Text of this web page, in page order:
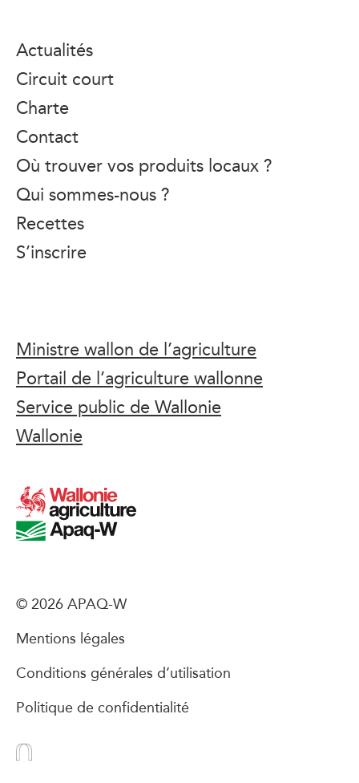
Actualités
Circuit court
Charte
Contact
Où trouver vos produits locaux ?
Qui sommes-nous ?
Recettes
S’inscrire
Ministre wallon de l’agriculture
Portail de l’agriculture wallonne
Service public de Wallonie
Wallonie
© 2026 APAQ-W
Mentions légales
Conditions générales d’utilisation
Politique de confidentialité